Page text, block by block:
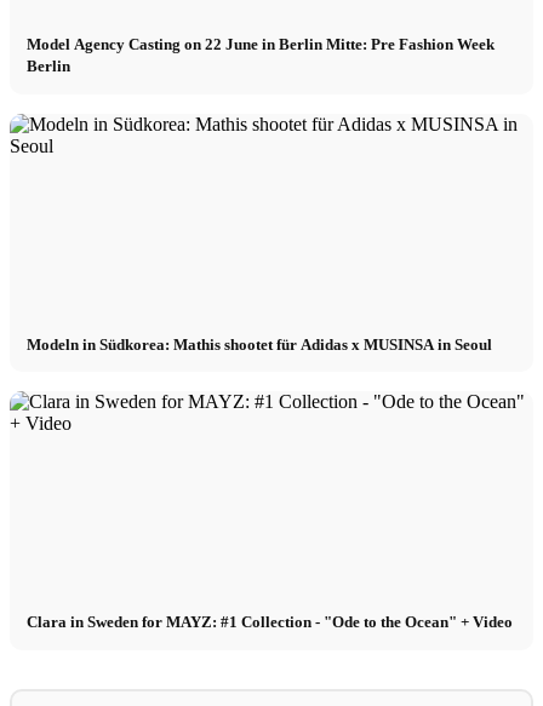
Model Agency Casting on 22 June in Berlin Mitte: Pre Fashion Week
Berlin
Modeln in Südkorea: Mathis shootet für Adidas x MUSINSA in Seoul
Clara in Sweden for MAYZ: #1 Collection - "Ode to the Ocean" + Video